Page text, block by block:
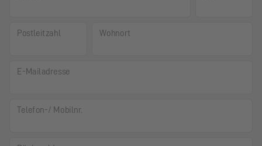
Postleitzahl Wohnort
E-Mailadresse
Telefon-/ Mobilnr.